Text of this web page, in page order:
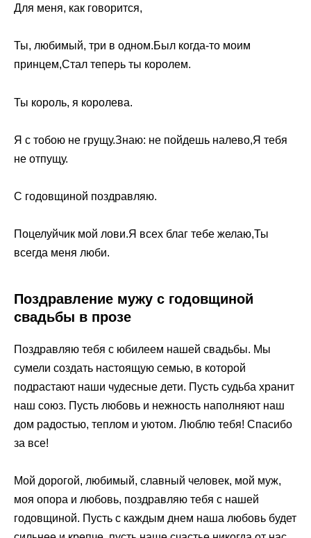
Для меня, как говорится,
Ты, любимый, три в одном.Был когда-то моим
принцем,Стал теперь ты королем.
Ты король, я королева.
Я с тобою не грущу.Знаю: не пойдешь налево,Я тебя
не отпущу.
С годовщиной поздравляю.
Поцелуйчик мой лови.Я всех благ тебе желаю,Ты
всегда меня люби.
Поздравление мужу с годовщиной
свадьбы в прозе
Поздравляю тебя с юбилеем нашей свадьбы. Мы
сумели создать настоящую семью, в которой
подрастают наши чудесные дети. Пусть судьба хранит
наш союз. Пусть любовь и нежность наполняют наш
дом радостью, теплом и уютом. Люблю тебя! Спасибо
за все!
Мой дорогой, любимый, славный человек, мой муж,
моя опора и любовь, поздравляю тебя с нашей
годовщиной. Пусть с каждым днем наша любовь будет